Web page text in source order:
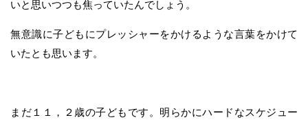
いと思いつつも焦っていたんでしょう。
無意識に子どもにプレッシャーをかけるような言葉をかけて
いたとも思います。
まだ１１，２歳の子どもです。明らかにハードなスケジュー